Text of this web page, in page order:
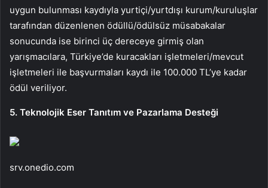
uygun bulunması kaydıyla yurtiçi/yurtdışı kurum/kuruluşlar
tarafından düzenlenen ödüllü/ödülsüz müsabakalar
sonucunda ise birinci üç dereceye girmiş olan
yarışmacılara, Türkiye’de kuracakları işletmeleri/mevcut
işletmeleri ile başvurmaları kaydı ile 100.000 TL’ye kadar
ödül veriliyor.
5. Teknolojik Eser Tanıtım ve Pazarlama Desteği
srv.onedio.com